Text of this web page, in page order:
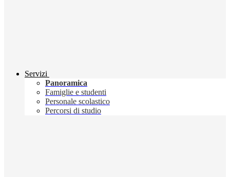
Servizi
Panoramica
Famiglie e studenti
Personale scolastico
Percorsi di studio